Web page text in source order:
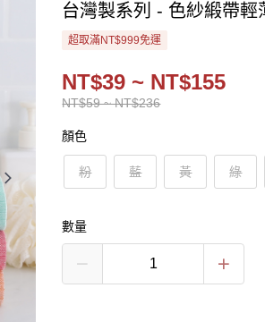
台灣製系列 - 色紗緞帶輕
超取滿NT$999免運
NT$59 ~ NT$236
NT$39 ~ NT$155
顏色
粉 藍 黃 綠
數量